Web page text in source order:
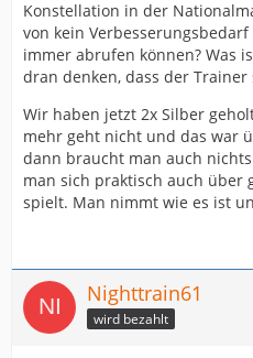
Konstellation in der
von kein
immer abrufen können? Was
dran denken, dass der Trainer
Wir haben jetzt 2x Silber
mehr geht nicht und das war
dann braucht man auch
man sich praktisch auch über
spielt. Man nimmt wie es ist
Nighttrain61
wird bezahlt